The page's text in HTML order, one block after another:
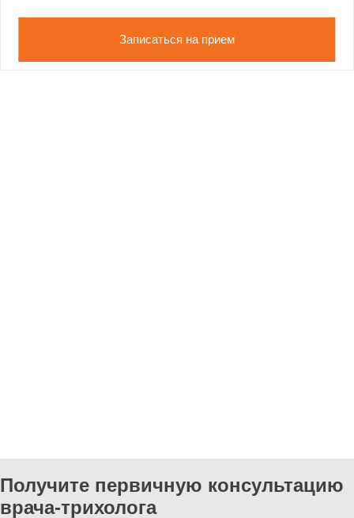
Записаться на прием
Получите первичную консультацию
врача-трихолога